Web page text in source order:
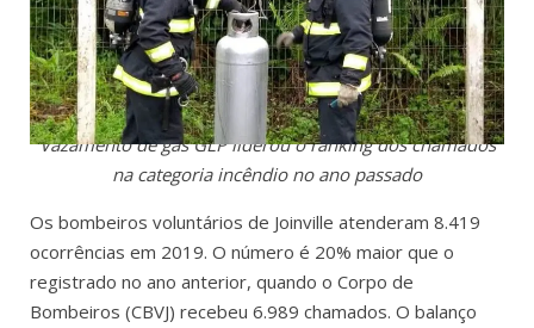
Vazamento de gás GLP liderou o ranking dos chamados
na categoria incêndio no ano passado
Os bombeiros voluntários de Joinville atenderam 8.419
ocorrências em 2019. O número é 20% maior que o
registrado no ano anterior, quando o Corpo de
Bombeiros (CBVJ) recebeu 6.989 chamados. O balanço